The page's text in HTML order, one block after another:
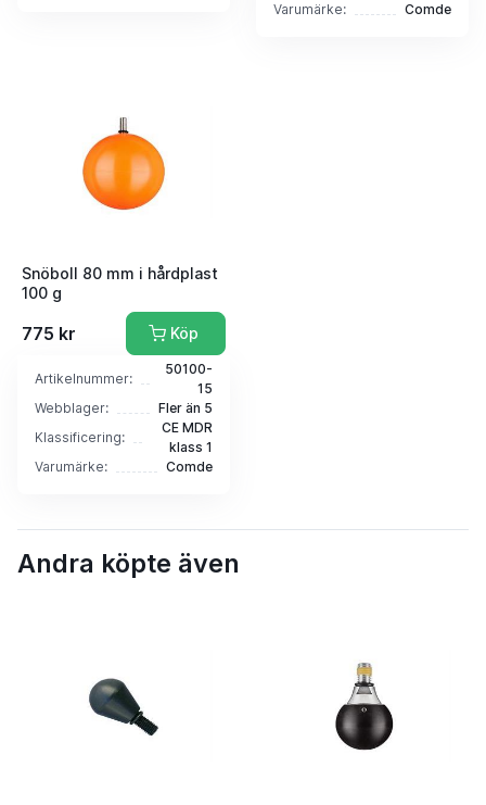
Varumärke:
Comde
Snöboll 80 mm i hårdplast
100 g
775 kr Köp
Artikelnummer:
50100-
15
Webblager:
Fler än 5
Klassificering:
CE MDR
klass 1
Varumärke:
Comde
Andra köpte även